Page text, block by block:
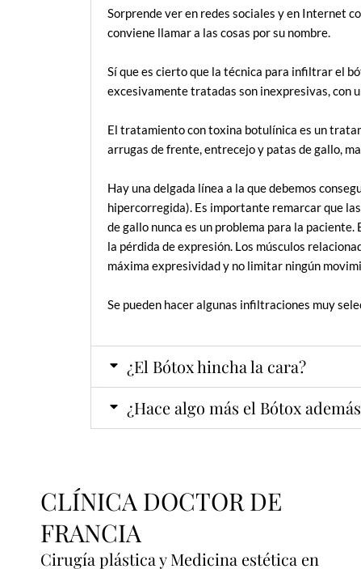
Sorprende ver en redes sociales y en Internet
conviene llamar a las cosas por su nombre.
Sí que es cierto que la técnica para infiltrar el
excesivamente tratadas son inexpresivas, con
El tratamiento con toxina botulínica es un
arrugas de frente, entrecejo y patas de gallo,
Hay una delgada línea a la que debemos
hipercorregida). Es importante remarcar que
de gallo nunca es un problema para la
la pérdida de expresión. Los músculos
máxima expresividad y no limitar ningún
Se pueden hacer algunas infiltraciones muy
¿El Bótox hincha la cara?
¿Hace algo más el Bótox
CLÍNICA DOCTOR DE
FRANCIA
Cirugía plástica y Medicina estética en